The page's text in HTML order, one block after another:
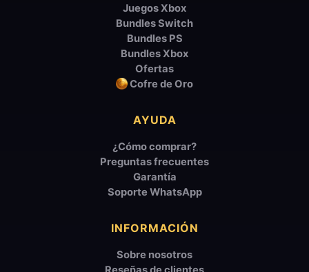
Juegos Xbox
Bundles Switch
Bundles PS
Bundles Xbox
Ofertas
Cofre de Oro
AYUDA
¿Cómo comprar?
Preguntas frecuentes
Garantía
Soporte WhatsApp
INFORMACIÓN
Sobre nosotros